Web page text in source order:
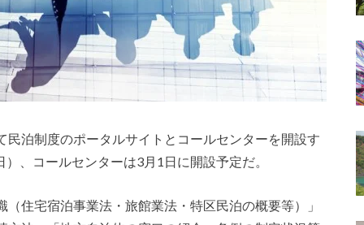
泊制度のポータルサイトとコールセンターを開設す
、コールセンターは3月1日に開設予定だ。
住宅宿泊事業法・旅館業法・特区民泊の概要等）」